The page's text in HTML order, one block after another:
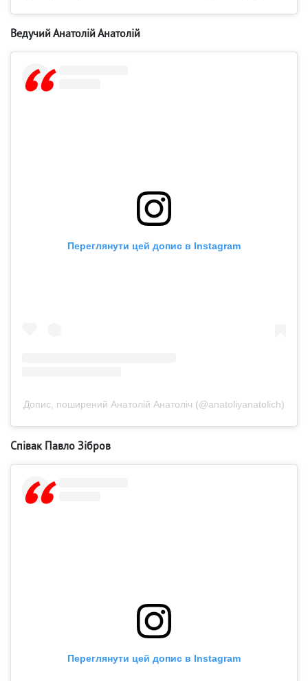
Ведучий Анатолій Анатолій
Переглянути цей допис в Instagram
Допис, поширений Анатолій Анатоліч (@anatoliyanatolich)
Співак Павло Зібров
Переглянути цей допис в Instagram